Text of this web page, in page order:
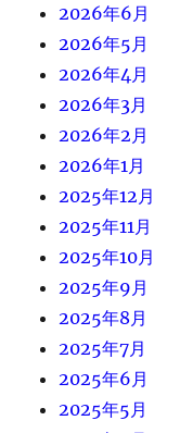
2026年6月
2026年5月
2026年4月
2026年3月
2026年2月
2026年1月
2025年12月
2025年11月
2025年10月
2025年9月
2025年8月
2025年7月
2025年6月
2025年5月